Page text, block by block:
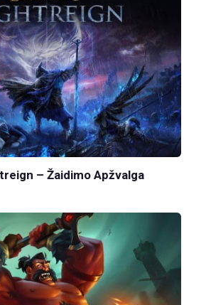
– Žaidimo Apžvalga